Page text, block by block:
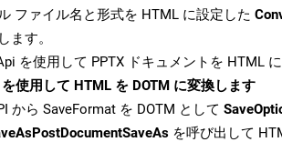
ファイル名と形式を HTML に設定した
ます。
を使用して PPTX ドキュメントを HTML に
使用して HTML を DOTM に変換します
から SaveFormat を DOTM として
を呼び出して